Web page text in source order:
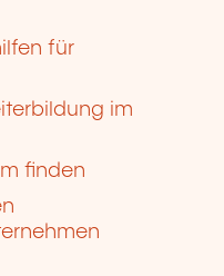
für
im
finden